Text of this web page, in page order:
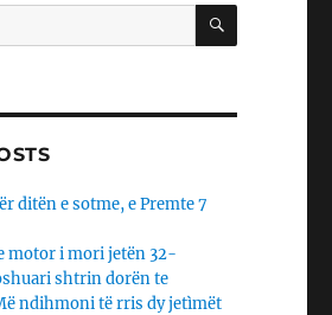
SEARCH
ditën e sotme, e Premte 7
motor i mori jetën 32-
shtrin dorën te
ndihmoni të rris dy jetìmët